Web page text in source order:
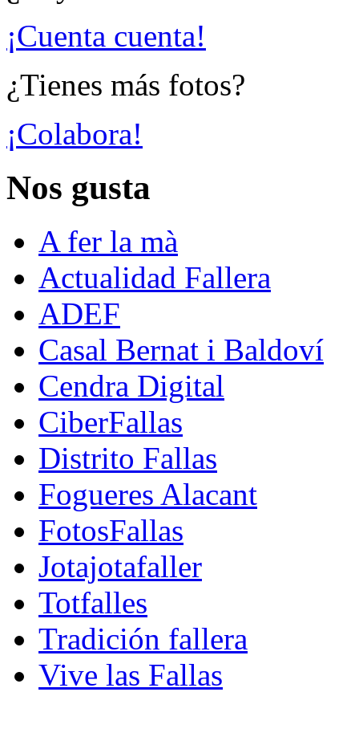
¡Cuenta cuenta!
¿Tienes más fotos?
¡Colabora!
Nos gusta
A fer la mà
Actualidad Fallera
ADEF
Casal Bernat i Baldoví
Cendra Digital
CiberFallas
Distrito Fallas
Fogueres Alacant
FotosFallas
Jotajotafaller
Totfalles
Tradición fallera
Vive las Fallas